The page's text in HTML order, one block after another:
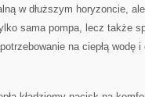
w dłuższym horyzoncie,
sama pompa, lecz także
na ciepłą wodę i